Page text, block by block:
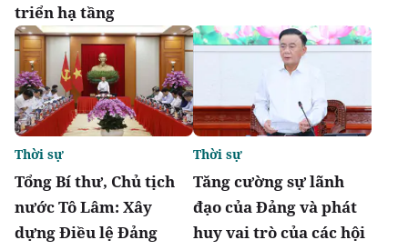
triển hạ tầng
Tổng Bí thư, Chủ tịch
nước Tô Lâm: Xây
dựng Điều lệ Đảng
Thời sự
Tăng cường sự lãnh
đạo của Đảng và phát
huy vai trò của các hội
Thời sự